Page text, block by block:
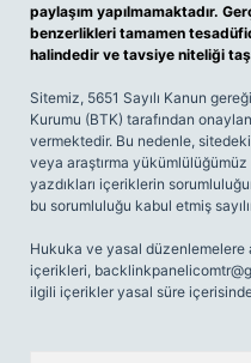
paylaşım yapılmamaktadır.
benzerlikleri tamamen
halindedir ve tavsiye niteliği
Sitemiz, 5651 Sayılı Kanun
Kurumu (BTK) tarafından
vermektedir. Bu nedenle,
veya araştırma
yazdıkları içeriklerin
bu sorumluluğu kabul etmiş
Hukuka ve yasal düzenlemelere
içerikleri,
ilgili içerikler yasal süre